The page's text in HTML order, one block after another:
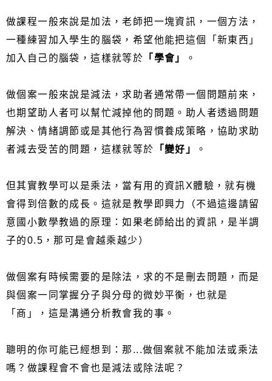
做課程一般來說是加法，老師把一塊資訊，一個方法，
一種練習加入學生的腦袋，希望他能把這個「新東西」
加入自己的腦袋，這樣就等於 「學會」 。
做個案一般來說是減法，求助者通常帶一個問題前來，
也期望助人者可以幫忙減掉他的問題。助人者透過問題
解決、情緒調節或是其他行為習慣養成策略，協助求助
者減去受苦的問題，這樣就等於 「變好」 。
但其實教學可以是乘法，當有用的資訊X體驗，就有機
會得到倍數的成長。這就是教學即興力（不過這邊請留
意國小數學教過的原理：如果老師給出的資訊，是半調
子的0.5，那可是會越乘越少）
做個案有時候需要的是除法，求的不是刪去問題，而是
與個案一同掌握分子與分母的微妙平衡，也就是
「商」，這是溝通分析教會我的事。
聰明的你可能已經想到：那...做個案就不能加法或乘法
嗎？做課程會不會也是減法或除法呢？